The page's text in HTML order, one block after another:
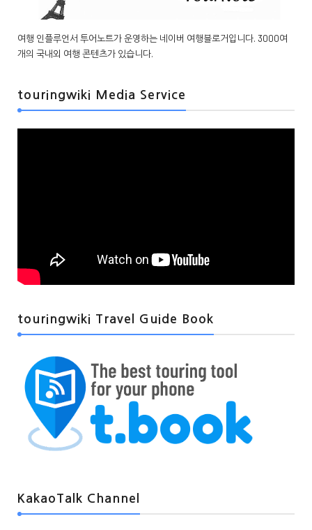
여행 인플루언서 투어노트가 운영하는 네이버 여행블로거입니다. 3000여
개의 국내외 여행 콘텐츠가 있습니다.
touringwiki Media Service
touringwiki Travel Guide Book
KakaoTalk Channel